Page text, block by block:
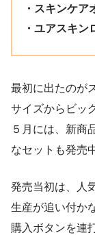
・スキンケ
・ユアスキン
最初に出たのが
サイズからビッ
５月には、新商
なセットも発売
発売当初は、人
生産が追い付か
購入ボタンを連